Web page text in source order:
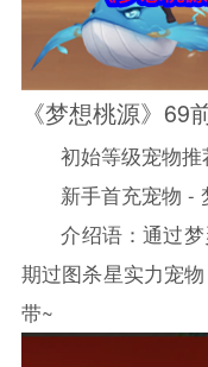
《梦想桃源》69
初始等级宠物推
新手首充宠物 -
介绍语：通过
期过图杀星实力宠
带~